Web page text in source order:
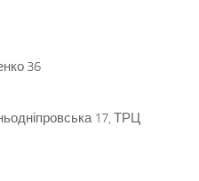
36
17, ТРЦ